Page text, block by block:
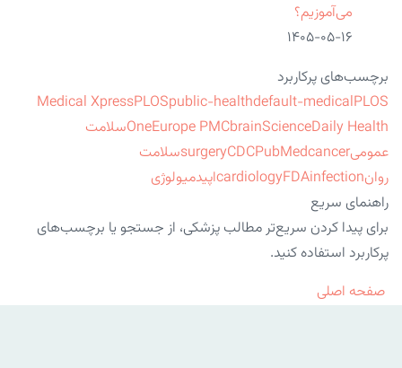
می‌آموزیم؟
۱۴۰۵-۰۵-۱۶
برچسب‌های پرکاربرد
Medical XpressPLOSpublic-healthdefault-medicalPLOS
OneEurope PMCbrainScienceDaily Health
سلامت
عمومی
surgeryCDCPubMedcancer
سلامت
روان
cardiologyFDAinfection
اپیدمیولوژی
راهنمای سریع
برای پیدا کردن سریع‌تر مطالب پزشکی، از جستجو یا برچسب‌های
پرکاربرد استفاده کنید.
صفحه اصلی